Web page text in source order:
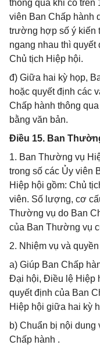
thông qua khi có trên
viên Ban Chấp hành
trường hợp số ý kiến
ngang nhau thì quyết
Chủ tịch Hiệp hội.
đ) Giữa hai kỳ họp,
hoặc quyết định các
Chấp hành thông
bằng văn bản.
Điều 15. Ban
1. Ban Thường vụ
trong số các Ủy viên
Hiệp hội gồm: Chủ
viên. Số lượng, cơ
Thường vụ do Ban
của Ban Thường vụ
2. Nhiệm vụ và
a) Giúp Ban Chấp
Đại hội, Điều lệ Hiệp
quyết định của Ban
Hiệp hội giữa hai kỳ
b) Chuẩn bị nội dung
Chấp hành .